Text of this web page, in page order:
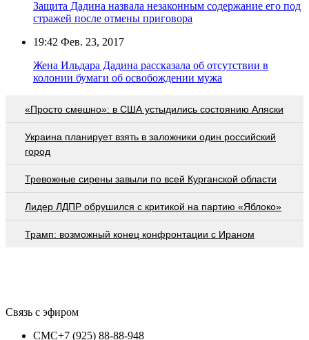
Защита Дадина назвала незаконным содержание его под
стражей после отмены приговора
19:42 Фев. 23, 2017
Жена Ильдара Дадина рассказала об отсутствии в
колонии бумаги об освобождении мужа
«Просто смешно»: в США устыдились состоянию Аляски
Украина планирует взять в заложники один российский
город
Тревожные сирены завыли по всей Курганской области
Лидер ЛДПР обрушился с критикой на партию «Яблоко»
Трамп: возможный конец конфронтации с Ираном
Связь с эфиром
СМС+7 (925) 88-88-948